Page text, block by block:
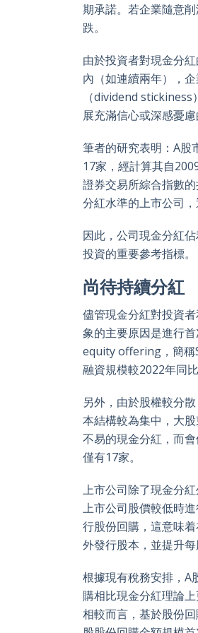
期承諾。若企業隨意
跌。
由於投資者對現金分
內（如連續兩年），
（dividend
展充滿信心或深感憂慮
筆者的研究表明：A股
17家，經計算其自
證券交易所綜合指數
分紅水準的上市公司
因此，公司現金分紅
投資的重要參考指標。
尚待持續分紅
儘管現金分紅對投資
象的主要原因是進行
equity offering，簡稱
融資規模較2022年同
另外，由於股權較分
本結構較為集中，大
不易的現金分紅，而
僅有17家。
上市公司除了現金分
上市公司股價較低時
行股份回購，這意味
外發行股本，並提升每
根據現有稅務安排，A
購相比現金分紅理論
相較而言，基於股份